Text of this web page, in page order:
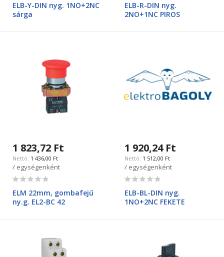
ELB-Y-DIN nyg. 1NO+2NC
sárga
ELB-R-DIN nyg.
2NO+1NC PIROS
1 823,72 Ft
1 436,00 Ft
/ egységenként
Rating:
ELM 22mm, gombafejű
ny.g. EL2-BC 42
1 920,24 Ft
1 512,00 Ft
/ egységenként
Rating:
ELB-BL-DIN nyg.
1NO+2NC FEKETE